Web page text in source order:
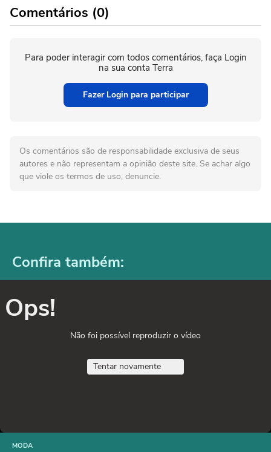
Comentários (0)
Para poder interagir com todos comentários, faça Login
na sua conta Terra
Fazer Login para participar
Os comentários são de responsabilidade exclusiva de seus
autores e não representam a opinião deste site. Se achar algo
que viole os termos de uso, denuncie.
Confira também:
Ops!
Não foi possível reproduzir o vídeo
Tentar novamente
MODA